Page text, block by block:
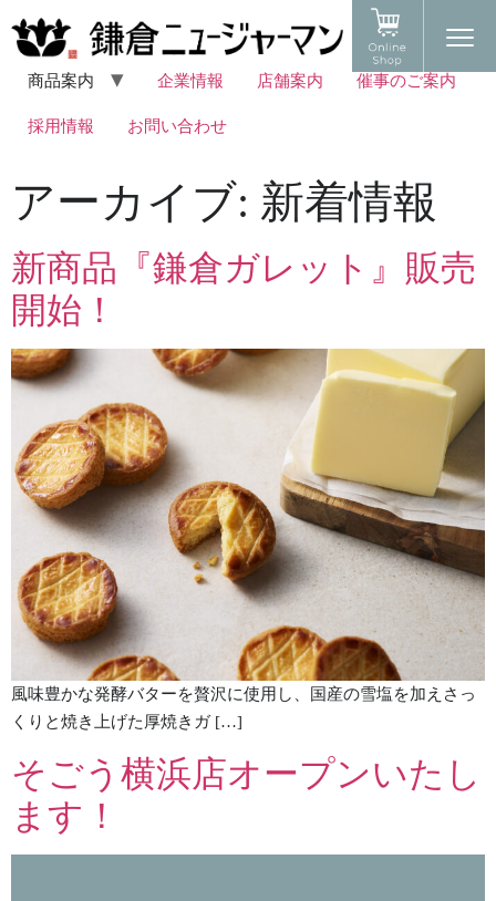
商品案内 企業情報 店舗案内 催事のご案内
採用情報 お問い合わせ
アーカイブ: 新着情報
新商品『鎌倉ガレット』販売
開始！
風味豊かな発酵バターを贅沢に使用し、国産の雪塩を加えさっ
くりと焼き上げた厚焼きガ […]
そごう横浜店オープンいたし
ます！